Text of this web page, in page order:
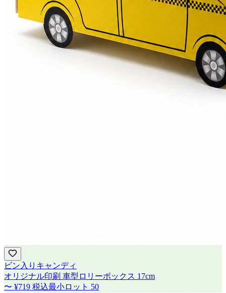
ビン入りキャンディ
オリジナル印刷 車型ロリーボックス 17cm
〜 ¥719 税込最小ロット 50